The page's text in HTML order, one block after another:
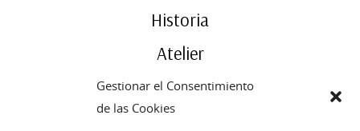
Gestionar el Consentimiento
de las Cookies
Historia
Atelier
Contacto